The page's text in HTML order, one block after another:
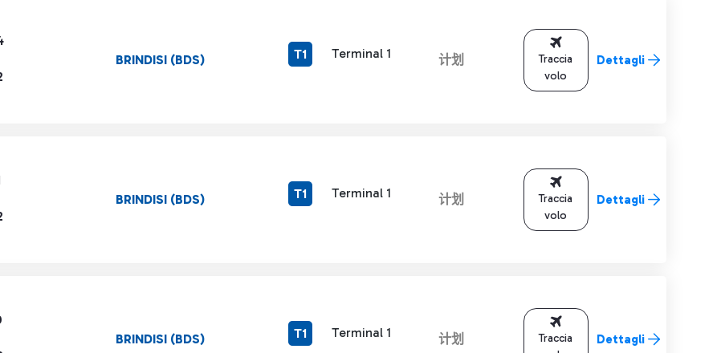
BRINDISI (BDS) T1 Terminal 1 计划
Traccia
volo
Dettagli
BRINDISI (BDS) T1 Terminal 1 计划
Traccia
volo
Dettagli
BRINDISI (BDS) T1 Terminal 1 计划
Traccia
Dettagli